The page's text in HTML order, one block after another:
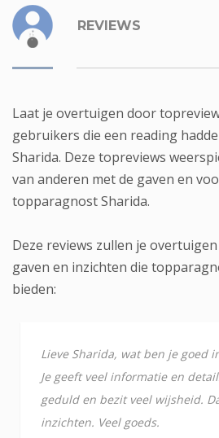
REVIEWS
Laat je overtuigen door
gebruikers die een reading
Sharida. Deze topreviews
van anderen met de gaven en
topparagnost Sharida.
Deze reviews zullen je
gaven en inzichten die
bieden:
Lieve Sharida, wat ben je goed
Je geeft veel informatie en
geduld en bezit veel wijsheid.
inzichten. Veel goeds.